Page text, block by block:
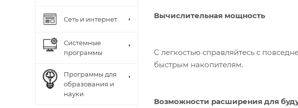
Вычислительная мощность
С легкостью справляйтесь с
быстрым накопителям.
Возможности расширения для
Сеть и интернет
Системные
программы
Программы для
образования и
науки